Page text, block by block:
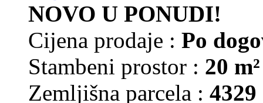
NOVO U PONUDI!
Cijena prodaje : Po
Stambeni prostor : 20 m²
Zemljišna parcela : 4329